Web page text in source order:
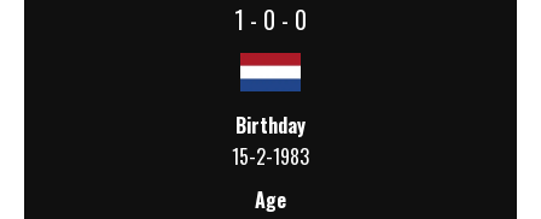
1 - 0 - 0
Birthday
15-2-1983
Age